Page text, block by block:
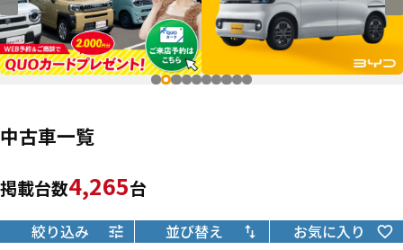
中古車一覧
掲載台数4,265台
絞り込み 並び替え お気に入り